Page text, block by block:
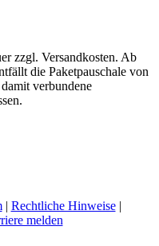
zzgl. Versandkosten. Ab
die Paketpauschale von
verbundene
| Rechtliche Hinweise|
melden